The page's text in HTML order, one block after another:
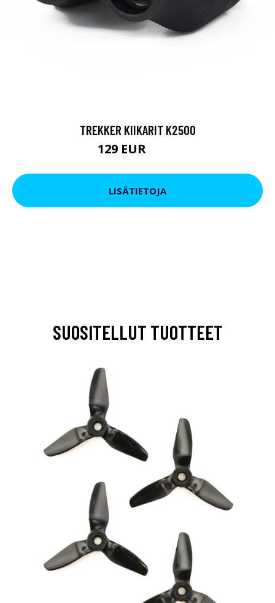
TREKKER KIIKARIT K2500
129 EUR
LISÄTIETOJA
SUOSITELLUT TUOTTEET